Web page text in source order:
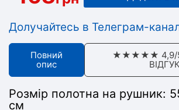
Долучайтесь в Телеграм-
Повний
опис
★★★★★ 4,9/5
Розмір полотна на рушник:
см